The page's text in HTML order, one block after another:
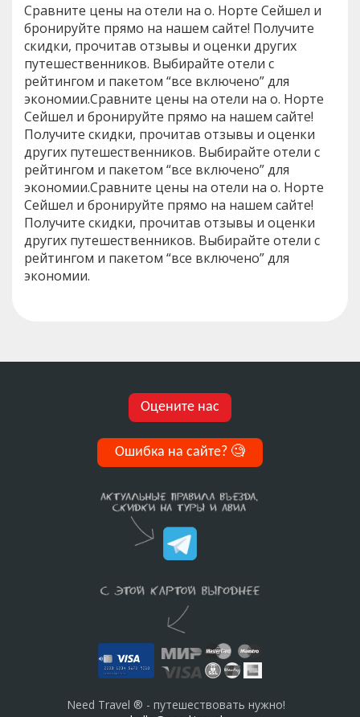
Сравните цены на отели на о. Норте Сейшел и
бронируйте прямо на нашем сайте! Получите
скидки, прочитав отзывы и оценки других
путешественников. Выбирайте отели с
рейтингом и пакетом “все включено” для
экономии.Сравните цены на отели на о. Норте
Сейшел и бронируйте прямо на нашем сайте!
Получите скидки, прочитав отзывы и оценки
других путешественников. Выбирайте отели с
рейтингом и пакетом “все включено” для
экономии.Сравните цены на отели на о. Норте
Сейшел и бронируйте прямо на нашем сайте!
Получите скидки, прочитав отзывы и оценки
других путешественников. Выбирайте отели с
рейтингом и пакетом “все включено” для
экономии.
Оцените нас
Ошибка на сайте? 🧐
Need Travel ® - путешествовать нужно!